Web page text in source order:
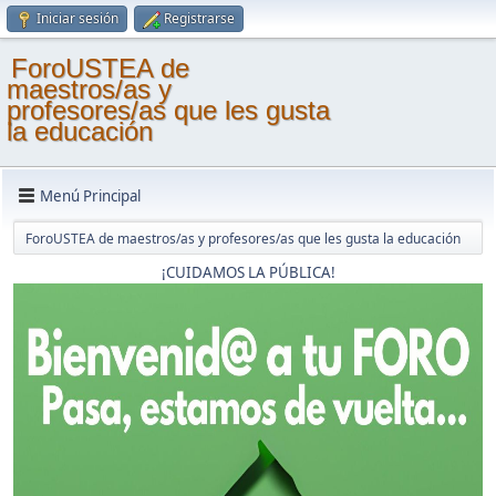
Iniciar sesión Registrarse
ForoUSTEA de
maestros/as y
profesores/as que les gusta
la educación
Menú Principal
ForoUSTEA de maestros/as y profesores/as que les gusta la educación
¡CUIDAMOS LA PÚBLICA!